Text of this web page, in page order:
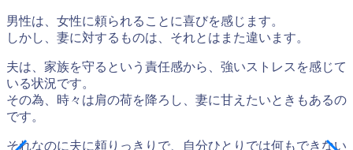
男性は、女性に頼られることに喜びを感じます。
しかし、妻に対するものは、それとはまた違います。
夫は、家族を守るという責任感から、強いストレスを感じて
いる状況です。
その為、時々は肩の荷を降ろし、妻に甘えたいときもあるの
です。
それなのに夫に頼りっきりで、 自分ひとりでは何もできない